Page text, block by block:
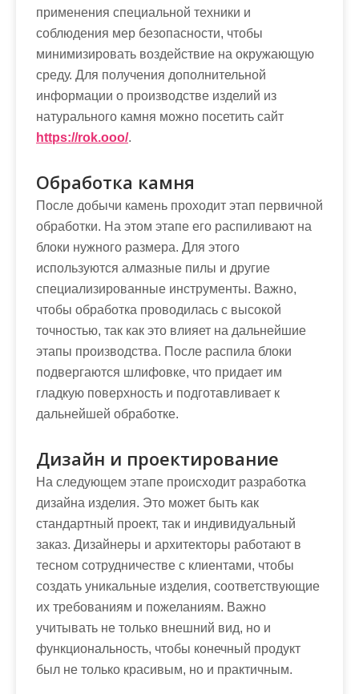
применения специальной техники и
соблюдения мер безопасности, чтобы
минимизировать воздействие на окружающую
среду. Для получения дополнительной
информации о производстве изделий из
натурального камня можно посетить сайт
https://rok.ooo/.
Обработка камня
После добычи камень проходит этап первичной
обработки. На этом этапе его распиливают на
блоки нужного размера. Для этого
используются алмазные пилы и другие
специализированные инструменты. Важно,
чтобы обработка проводилась с высокой
точностью, так как это влияет на дальнейшие
этапы производства. После распила блоки
подвергаются шлифовке, что придает им
гладкую поверхность и подготавливает к
дальнейшей обработке.
Дизайн и проектирование
На следующем этапе происходит разработка
дизайна изделия. Это может быть как
стандартный проект, так и индивидуальный
заказ. Дизайнеры и архитекторы работают в
тесном сотрудничестве с клиентами, чтобы
создать уникальные изделия, соответствующие
их требованиям и пожеланиям. Важно
учитывать не только внешний вид, но и
функциональность, чтобы конечный продукт
был не только красивым, но и практичным.